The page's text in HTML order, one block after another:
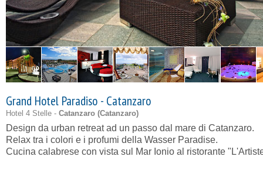
Grand Hotel Paradiso - Catanzaro
Hotel 4 Stelle - Catanzaro (Catanzaro)
Design da urban retreat ad un passo dal mare di Catanzaro.
Relax tra i colori e i profumi della Wasser Paradise.
Cucina calabrese con vista sul Mar Ionio al ristorante